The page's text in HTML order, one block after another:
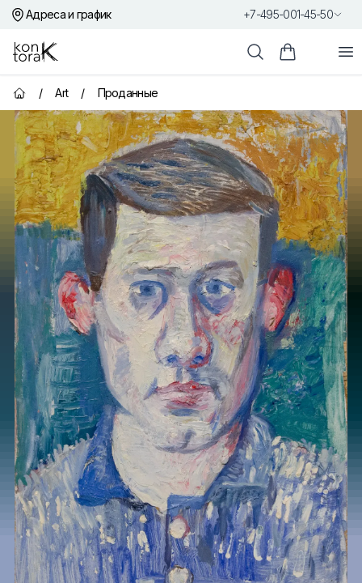
Адреса и график +7-495-001-45-50
Контора К
ПоискКорзина
Главная страница
/ Art / Проданные